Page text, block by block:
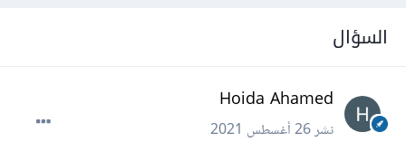
السؤال
Hoida Ahamed
نشر26 أغسطس 2021